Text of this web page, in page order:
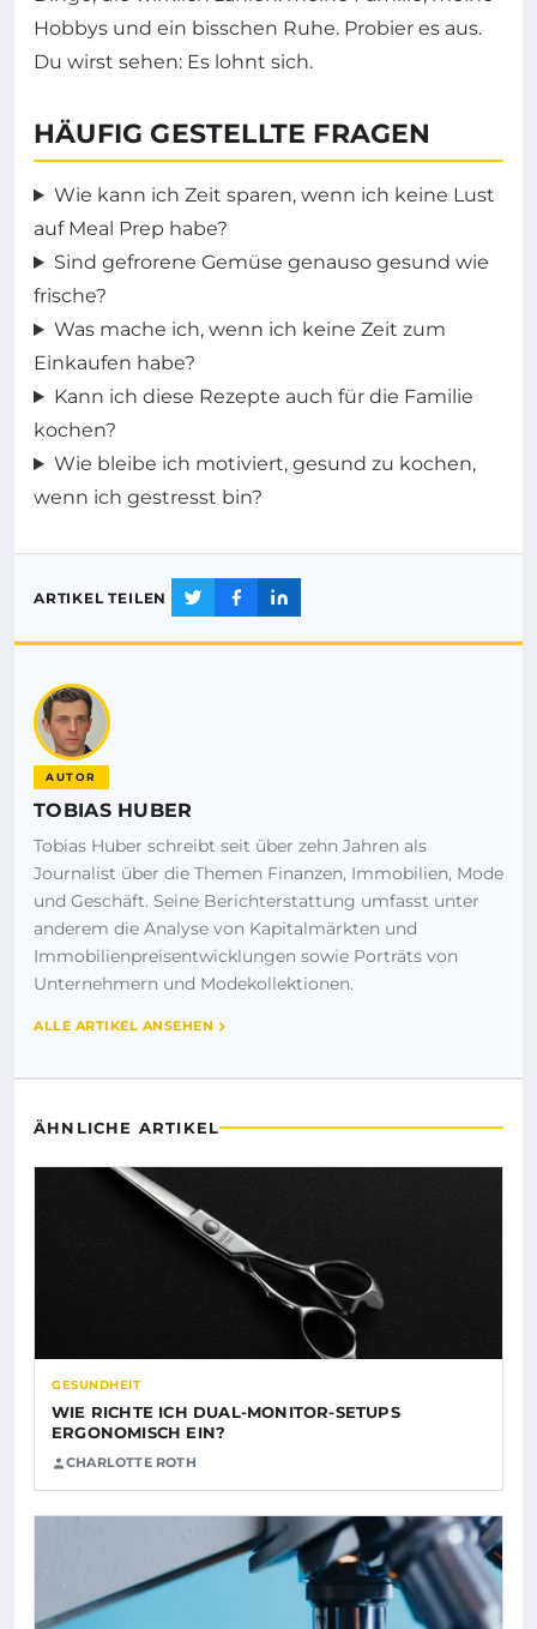
Hobbys und ein bisschen Ruhe. Probier es aus.
Du wirst sehen: Es lohnt sich.
HÄUFIG GESTELLTE FRAGEN
Wie kann ich Zeit sparen, wenn ich keine Lust
auf Meal Prep habe?
Sind gefrorene Gemüse genauso gesund wie
frische?
Was mache ich, wenn ich keine Zeit zum
Einkaufen habe?
Kann ich diese Rezepte auch für die Familie
kochen?
Wie bleibe ich motiviert, gesund zu kochen,
wenn ich gestresst bin?
ARTIKEL TEILEN
AUTOR
TOBIAS HUBER
Tobias Huber schreibt seit über zehn Jahren als
Journalist über die Themen Finanzen, Immobilien, Mode
und Geschäft. Seine Berichterstattung umfasst unter
anderem die Analyse von Kapitalmärkten und
Immobilienpreisentwicklungen sowie Porträts von
Unternehmern und Modekollektionen.
ALLE ARTIKEL ANSEHEN
ÄHNLICHE ARTIKEL
GESUNDHEIT
WIE RICHTE ICH DUAL-MONITOR-SETUPS
ERGONOMISCH EIN?
CHARLOTTE ROTH